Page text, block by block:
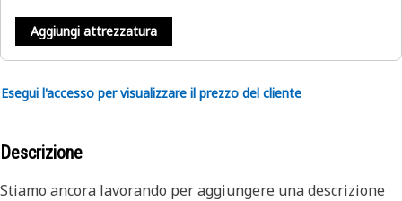
Aggiungi attrezzatura
Esegui l'accesso per visualizzare il prezzo del cliente
Descrizione
Stiamo ancora lavorando per aggiungere una descrizione